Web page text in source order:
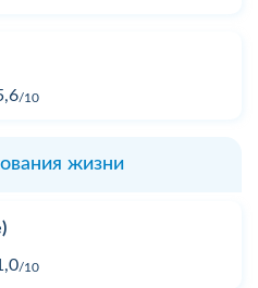
10
жизни
10